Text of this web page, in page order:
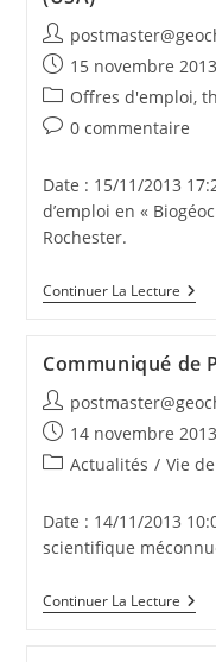
15 novembre 2013
Offres d'emploi,
0 commentaire
Date : 15/11/2013
d’emploi en «
Rochester.
Continuer La Lecture
Communiqué de
14 novembre 2013
Actualités / Vie
Date : 14/11/2013
scientifique
Continuer La Lecture